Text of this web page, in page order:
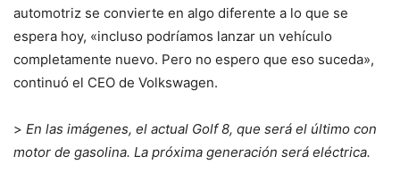
automotriz se convierte en algo diferente a lo que se
espera hoy, «incluso podríamos lanzar un vehículo
completamente nuevo. Pero no espero que eso suceda»,
continuó el CEO de Volkswagen.
> En las imágenes, el actual Golf 8, que será el último con
motor de gasolina. La próxima generación será eléctrica.